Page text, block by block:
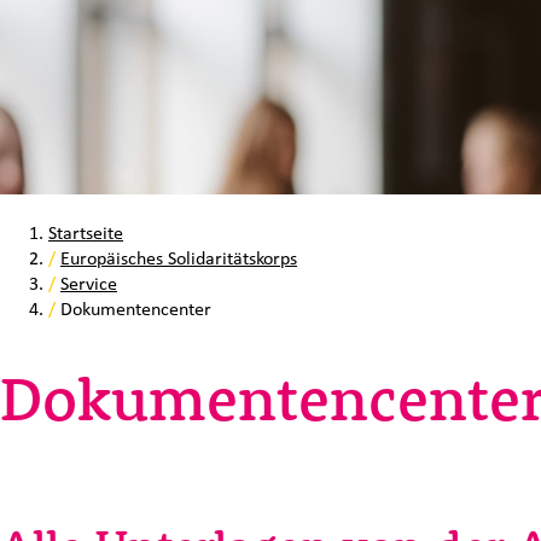
Startseite
/ Europäisches Solidaritätskorps
/Service
/ Dokumentencenter